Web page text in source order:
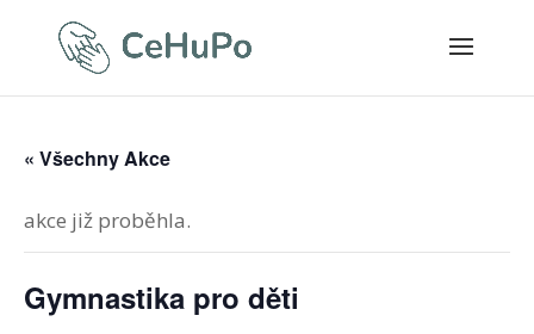
« Všechny Akce
akce již proběhla.
Gymnastika pro děti